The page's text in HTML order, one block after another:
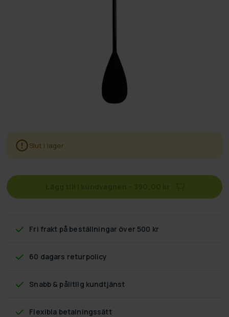
Slut i lager
Fri frakt på beställningar över 500 kr
60 dagars returpolicy
Snabb & pålitlig kundtjänst
Flexibla betalningssätt